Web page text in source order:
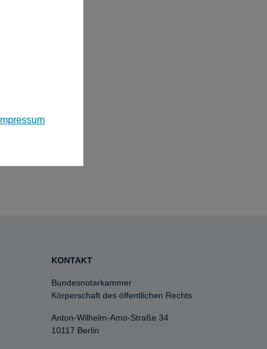
Impressum
KONTAKT
Bundesnotarkammer
Körperschaft des öffentlichen Rechts
Anton-Wilhelm-Amo-Straße 34
10117 Berlin